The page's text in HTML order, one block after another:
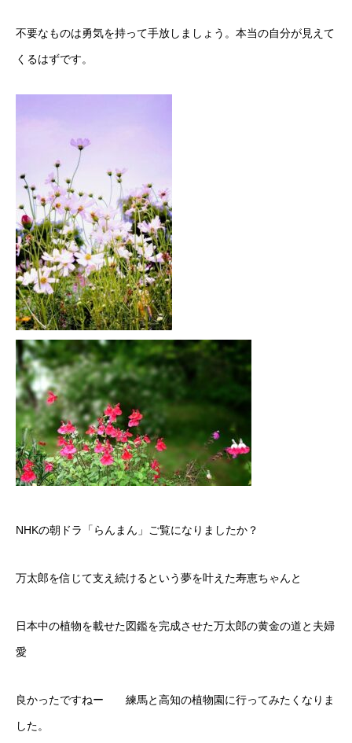
不要なものは勇気を持って手放しましょう。本当の自分が見えて
くるはずです。
NHKの朝ドラ「らんまん」ご覧になりましたか？
万太郎を信じて支え続けるという夢を叶えた寿恵ちゃんと
日本中の植物を載せた図鑑を完成させた万太郎の黄金の道と夫婦
愛
良かったですねー 練馬と高知の植物園に行ってみたくなりま
した。